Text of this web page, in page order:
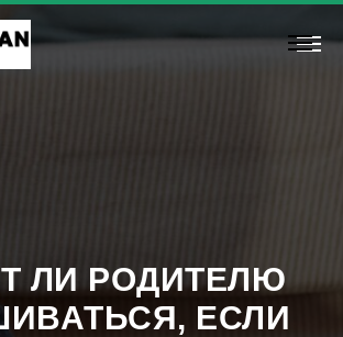
ЛИ РОДИТЕЛЮ
ЕСЛИ